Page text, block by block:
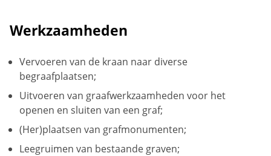
Werkzaamheden
Vervoeren van de kraan naar diverse
begraafplaatsen;
Uitvoeren van graafwerkzaamheden voor het
openen en sluiten van een graf;
(Her)plaatsen van grafmonumenten;
Leegruimen van bestaande graven;